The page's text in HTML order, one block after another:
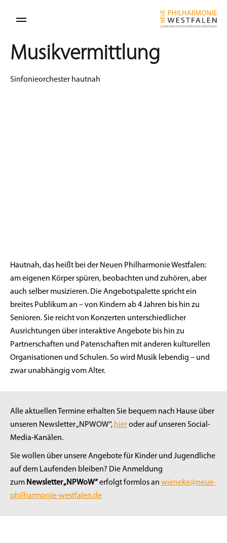
Musikvermittlung
Sinfonieorchester hautnah
Hautnah, das heißt bei der Neuen Philharmonie Westfalen:
am eigenen Körper spüren, beobachten und zuhören, aber
auch selber musizieren. Die Angebotspalette spricht ein
breites Publikum an – von Kindern ab 4 Jahren bis hin zu
Senioren. Sie reicht von Konzerten unterschiedlicher
Ausrichtungen über interaktive Angebote bis hin zu
Partnerschaften und Patenschaften mit anderen kulturellen
Organisationen und Schulen. So wird Musik lebendig – und
zwar unabhängig vom Alter.
Alle aktuellen Termine erhalten Sie bequem nach Hause über
unseren Newsletter „NPWOW“, hieroder auf unseren Social-
Media-Kanälen.
Sie wollen über unsere Angebote für Kinder und Jugendliche
auf dem Laufenden bleiben? Die Anmeldung
zum Newsletter „NPWoW“erfolgt formlos an wieneke@neue-
philharmonie-westfalen.de